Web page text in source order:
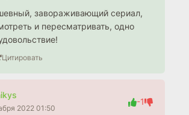
завораживающий сериал,
и пересматривать, одно
Цитировать
2022 01:50
-1